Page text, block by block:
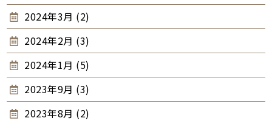
2024年3月 (2)
2024年2月 (3)
2024年1月 (5)
2023年9月 (3)
2023年8月 (2)